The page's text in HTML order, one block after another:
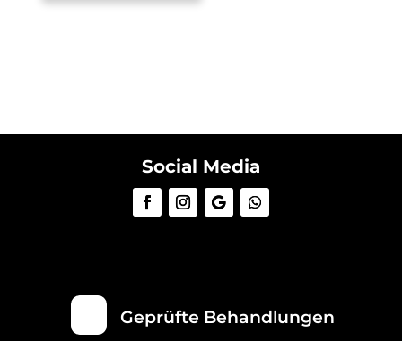
Social Media
Geprüfte Behandlungen